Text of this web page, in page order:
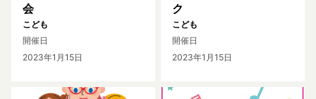
会
こども
開催日
2023年1月15日
ク
こども
開催日
2023年1月15日